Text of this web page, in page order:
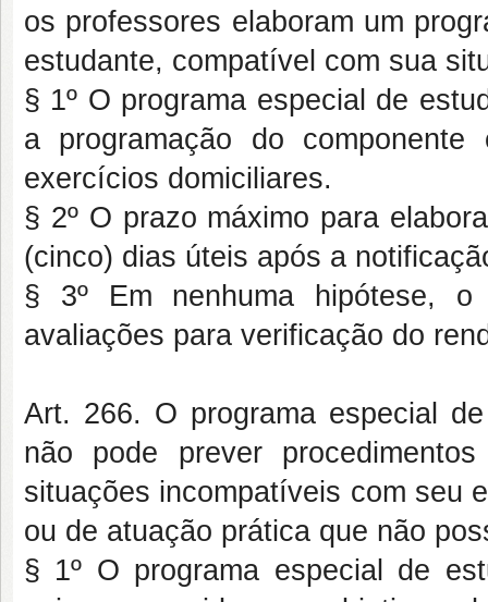
os professores elaboram um
estudante, compatível com sua
§ 1º O programa especial de
a programação do
exercícios domiciliares.
§ 2º O prazo máximo para
(cinco) dias úteis após a
§ 3º Em nenhuma hipótese,
avaliações para verificação do
Art. 266. O programa especial
não pode prever
situações incompatíveis com seu
ou de atuação prática que não
§ 1º O programa especial de